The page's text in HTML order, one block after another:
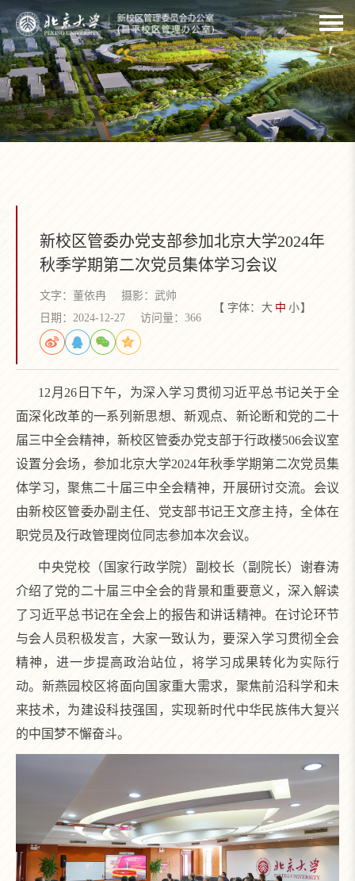
新校区管委办党支部参加北京大学2024年
秋季学期第二次党员集体学习会议
文字：董依冉
摄影：武帅
日期：2024-12-27
访问量： 366
【 字体： 大 中 小】
12月26日下午，为深入学习贯彻习近平总书记关于全
面深化改革的一系列新思想、新观点、新论断和党的二十
届三中全会精神，新校区管委办党支部于行政楼506会议室
设置分会场，参加北京大学2024年秋季学期第二次党员集
体学习，聚焦二十届三中全会精神，开展研讨交流。会议
由新校区管委办副主任、党支部书记王文彦主持，全体在
职党员及行政管理岗位同志参加本次会议。
中央党校（国家行政学院）副校长（副院长）谢春涛
介绍了党的二十届三中全会的背景和重要意义，深入解读
了习近平总书记在全会上的报告和讲话精神。在讨论环节
与会人员积极发言，大家一致认为，要深入学习贯彻全会
精神，进一步提高政治站位，将学习成果转化为实际行
动。新燕园校区将面向国家重大需求，聚焦前沿科学和未
来技术，为建设科技强国，实现新时代中华民族伟大复兴
的中国梦不懈奋斗。